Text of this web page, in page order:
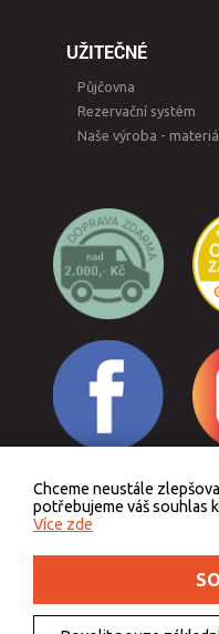
UŽITEČNÉ
Půjčovna
Rezervační systém
Naše výroba -
Podle zákona o evidenci tržeb je
Zároveň je povinen zaevidovat
technického
Chceme neustále
potřebujeme váš souhlas
Více zde